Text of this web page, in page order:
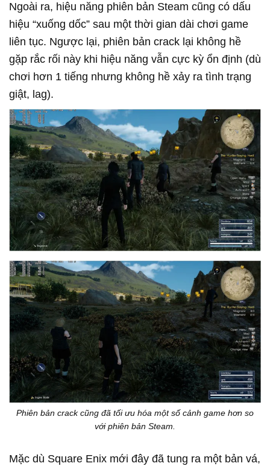
Ngoài ra, hiệu năng phiên bản Steam cũng có dấu
hiệu “xuống dốc” sau một thời gian dài chơi game
liên tục. Ngược lại, phiên bản crack lại không hề
gặp rắc rối này khi hiệu năng vẫn cực kỳ ổn định (dù
chơi hơn 1 tiếng nhưng không hề xảy ra tình trạng
giật, lag).
Phiên bản crack cũng đã tối ưu hóa một số cảnh game hơn so
với phiên bản Steam.
Mặc dù Square Enix mới đây đã tung ra một bản vá,